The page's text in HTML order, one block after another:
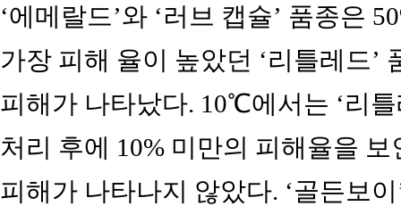
‘에메랄드’와 ‘러브 캡슐’ 품종은
가장 피해 율이 높았던 ‘리틀레드’
피해가 나타났다. 10℃에서는 ‘리
처리 후에 10% 미만의 피해율을
피해가 나타나지 않았다. ‘골든보